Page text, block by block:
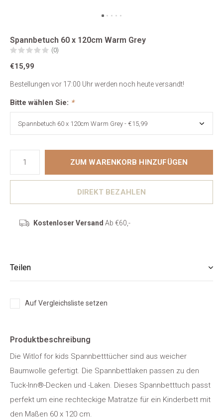
Spannbetuch 60 x 120cm Warm Grey
(0)
€15,99
Bestellungen vor 17:00 Uhr werden noch heute versandt!
Bitte wählen Sie: *
ZUM WARENKORB HINZUFÜGEN
DIREKT BEZAHLEN
Kostenloser Versand Ab €60,-
Teilen
Auf Vergleichsliste setzen
Produktbeschreibung
Die Witlof for kids Spannbetttücher sind aus weicher
Baumwolle gefertigt. Die Spannbettlaken passen zu den
Tuck-Inn®-Decken und -Laken. Dieses Spannbetttuch passt
perfekt um eine rechteckige Matratze für ein Kinderbett mit
den Maßen 60 x 120 cm.